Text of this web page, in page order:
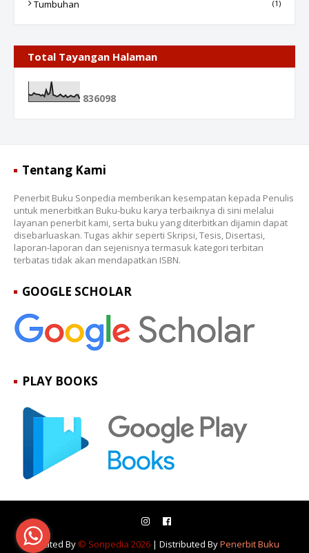
Tumbuhan (1)
Total Tayangan Halaman
836098
Tentang Kami
Penerbit Buku Sonpedia memberikan kesempatan kepada Penulis
untuk menerbitkan Buku-buku karya terbaiknya di sini melalui
layanan penerbit kami, serta buku yang diterbitkan dijamin dapat
disebarluaskan. Tugas akhir seperti Skripsi, Tesis, Disertasi,
laporan-laporan dan sejenisnya termasuk kategori terbitan
terbatas tidak akan mendapatkan ISBN.
GOOGLE SCHOLAR
PLAY BOOKS
Created By © Sonpedia 2026 | Distributed ByPenerbit Buku